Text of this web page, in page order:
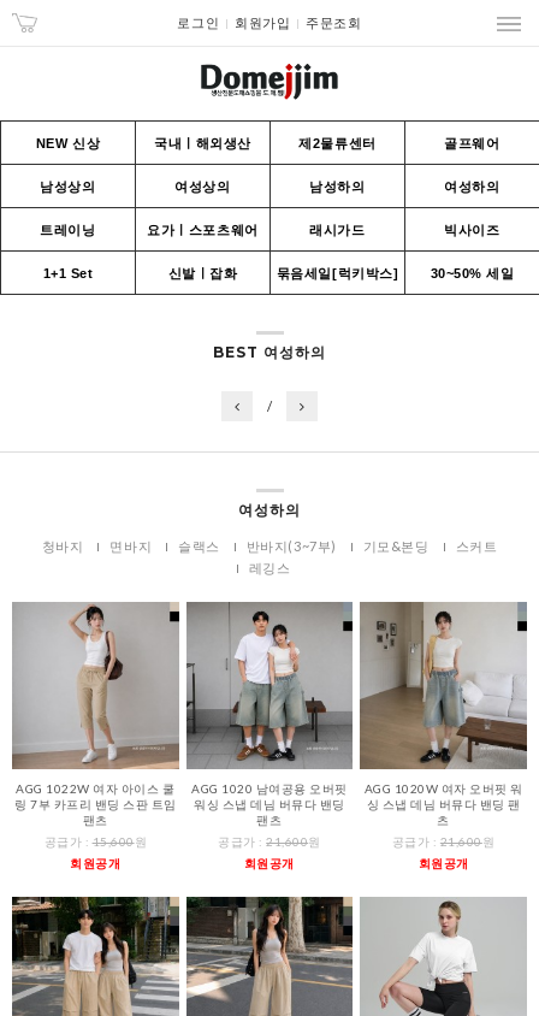
로그인 회원가입 주문조회
NEW 신상 국내ㅣ해외생산 제2물류센터 골프웨어
남성상의 여성상의 남성하의 여성하의
트레이닝 요가ㅣ스포츠웨어 래시가드 빅사이즈
1+1 Set 신발ㅣ잡화 묶음세일[럭키박스] 30~50% 세일
BEST 여성하의
/
여성하의
청바지 면바지 슬랙스 반바지(3~7부) 기모&본딩
스커트
레깅스
AGG 1022W 여자 아이스 쿨
링 7부 카프리 밴딩 스판 트임
팬츠
공급가 :15,600원
회원공개
AGG 1020 남여공용 오버핏
워싱 스냅 데님 버뮤다 밴딩
팬츠
공급가 :21,600원
회원공개
AGG 1020W 여자 오버핏 워
싱 스냅 데님 버뮤다 밴딩 팬
츠
공급가 : 21,600원
회원공개